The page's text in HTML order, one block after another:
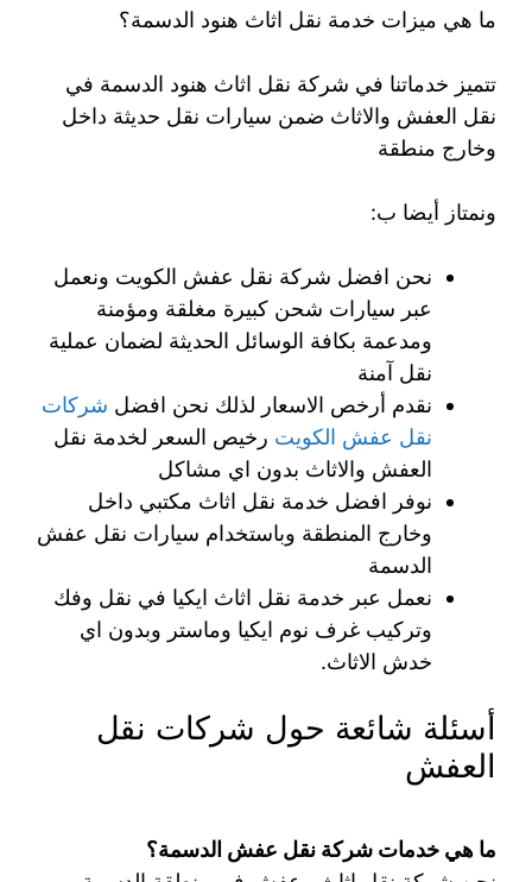
ما هي ميزات خدمة نقل اثاث هنود الدسمة؟
تتميز خدماتنا في شركة نقل اثاث هنود الدسمة في
نقل العفش والاثاث ضمن سيارات نقل حديثة داخل
وخارج منطقة
ونمتاز أيضا ب:
نحن افضل شركة نقل عفش الكويت ونعمل
عبر سيارات شحن كبيرة مغلقة ومؤمنة
ومدعمة بكافة الوسائل الحديثة لضمان عملية
نقل آمنة
نقدم أرخص الاسعار لذلك نحن افضل شركات
نقل عفش الكويت رخيص السعر لخدمة نقل
العفش والاثاث بدون اي مشاكل
نوفر افضل خدمة نقل اثاث مكتبي داخل
وخارج المنطقة وباستخدام سيارات نقل عفش
الدسمة
نعمل عبر خدمة نقل اثاث ايكيا في نقل وفك
وتركيب غرف نوم ايكيا وماستر وبدون اي
خدش الاثاث.
أسئلة شائعة حول شركات نقل
العفش
ما هي خدمات شركة نقل عفش الدسمة؟